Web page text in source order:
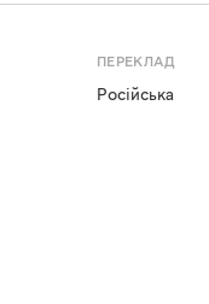
ПЕРЕКЛАД
Російська